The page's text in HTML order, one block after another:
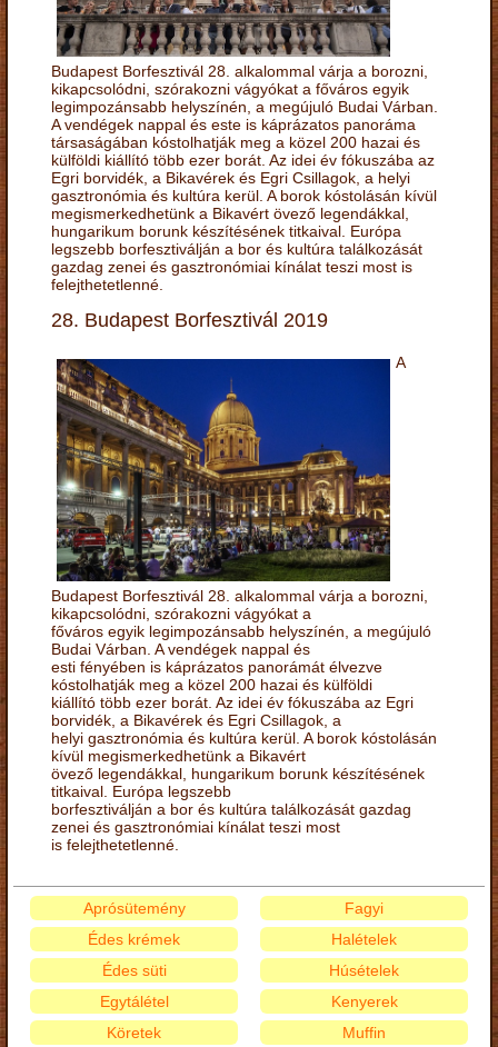
Budapest Borfesztivál 28. alkalommal várja a borozni,
kikapcsolódni, szórakozni vágyókat a főváros egyik
legimpozánsabb helyszínén, a megújuló Budai Várban.
A vendégek nappal és este is káprázatos panoráma
társaságában kóstolhatják meg a közel 200 hazai és
külföldi kiállító több ezer borát. Az idei év fókuszába az
Egri borvidék, a Bikavérek és Egri Csillagok, a helyi
gasztronómia és kultúra kerül. A borok kóstolásán kívül
megismerkedhetünk a Bikavért övező legendákkal,
hungarikum borunk készítésének titkaival. Európa
legszebb borfesztiválján a bor és kultúra találkozását
gazdag zenei és gasztronómiai kínálat teszi most is
felejthetetlenné.
28. Budapest Borfesztivál 2019
A
Budapest Borfesztivál 28. alkalommal várja a borozni,
kikapcsolódni, szórakozni vágyókat a
főváros egyik legimpozánsabb helyszínén, a megújuló
Budai Várban. A vendégek nappal és
esti fényében is káprázatos panorámát élvezve
kóstolhatják meg a közel 200 hazai és külföldi
kiállító több ezer borát. Az idei év fókuszába az Egri
borvidék, a Bikavérek és Egri Csillagok, a
helyi gasztronómia és kultúra kerül. A borok kóstolásán
kívül megismerkedhetünk a Bikavért
övező legendákkal, hungarikum borunk készítésének
titkaival. Európa legszebb
borfesztiválján a bor és kultúra találkozását gazdag
zenei és gasztronómiai kínálat teszi most
is felejthetetlenné.
Aprósütemény
Édes krémek
Édes süti
Egytálétel
Fagyi
Halételek
Húsételek
Kenyerek
Köretek
Muffin